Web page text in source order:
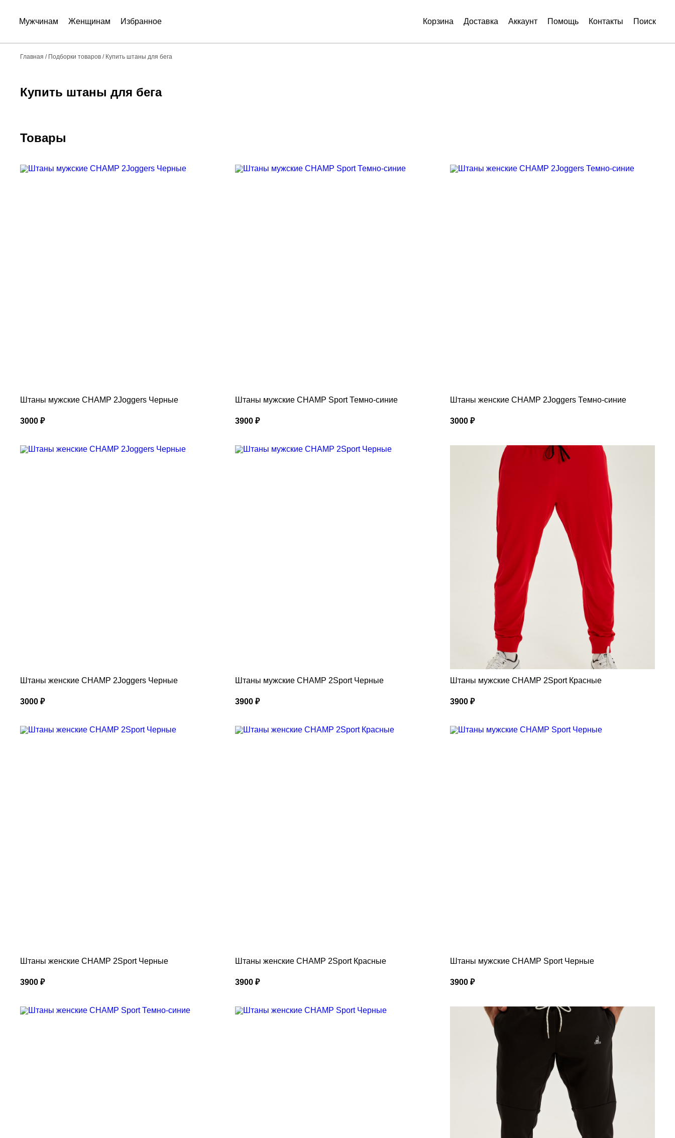
Мужчинам Женщинам Избранное Корзина Доставка Аккаунт Помощь Контакты Поиск
Главная / Подборки товаров / Купить штаны для бега
Купить штаны для бега
Товары
Штаны мужские CHAMP 2Joggers Черные
3000 ₽
Штаны мужские CHAMP Sport Темно-синие
3900 ₽
Штаны женские CHAMP 2Joggers Темно-синие
3000 ₽
Штаны женские CHAMP 2Joggers Черные
3000 ₽
Штаны мужские CHAMP 2Sport Черные
3900 ₽
Штаны мужские CHAMP 2Sport Красные
3900 ₽
Штаны женские CHAMP 2Sport Черные
3900 ₽
Штаны женские CHAMP 2Sport Красные
3900 ₽
Штаны мужские CHAMP Sport Черные
3900 ₽